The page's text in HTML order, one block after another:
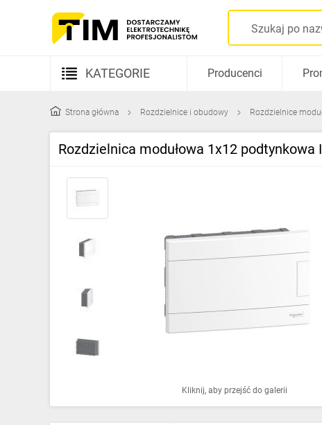
KATEGORIE
Kable i przewody
Elementy prowadzenia kabli
Gniazda i łączniki
Pompy ciepła
Ogrzewanie
Producenci
Strona główna Rozdzielnice i obudowy Rozdzielnice
Rozdzielnica modułowa 1x12 podtynkowa
Kliknij, aby przejść do galerii